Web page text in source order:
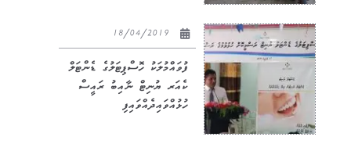
ފުވައްމުލަކު ހޮސްޕިޓަލުގެ ޑެންޓަލް
ކެއަރ ޔުނިޓް ނާއިބު ރައީސް
ހުޅުއްވައިދެއްވައިފި